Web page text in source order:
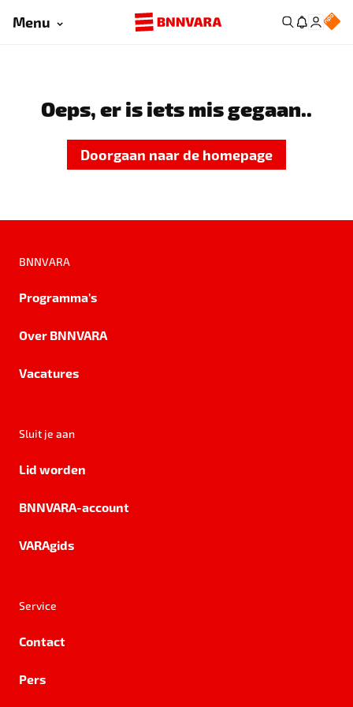
Menu
Oeps, er is iets mis gegaan..
Doorgaan naar de homepage
BNNVARA
Programma's
Over BNNVARA
Vacatures
Sluit je aan
Lid worden
BNNVARA-account
VARAgids
Service
Contact
Pers